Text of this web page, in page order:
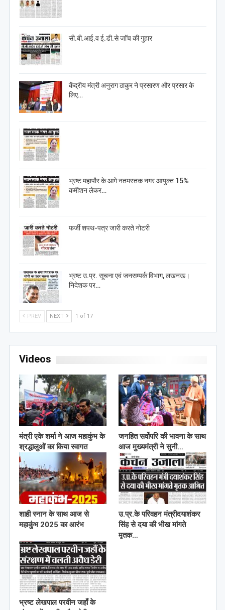
सी.बी.आई.व ई.डी.से जाॅच की गुहार
केंद्रीय मंत्री अनुराग ठाकुर ने प्रसारण और प्रसार के
लिए…
भ्रष्ट महापौर के आगे नतमस्तक नगर आयुक्त 15%
कमीशन लेकर…
फर्जी शपथ-पत्र जारी करते नोटरी
भ्रष्ट उ.प्र. सूचना एवं जनसम्पर्क विभाग, लखनऊ।
निदेशक पर…
PREV NEXT 1 of 17
Videos
मंत्री एके शर्मा ने आज महाकुंभ के
श्रद्धालुओं का किया स्वागत
जनहित सर्वोपरि की भावना के साथ
आज मुख्यमंत्री ने सुनी…
शाही स्नान के साथ आज से
महाकुंभ 2025 का आरंभ
उ.प्र.के परिवहन मंत्रीदयाशंकर
सिंह से दया की भीख मांगते
मृतक…
भ्रष्ट लेखपाल परवीन जहाँ के